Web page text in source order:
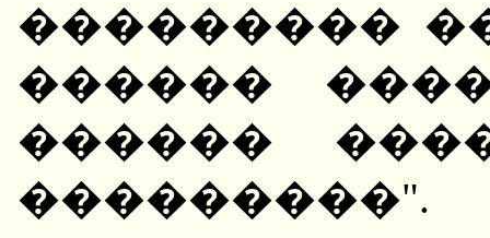
���������
������
������
���������".